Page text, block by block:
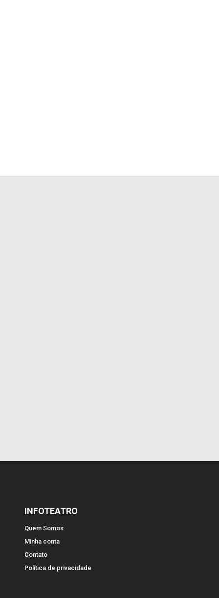
INFOTEATRO
Quem Somos
Minha conta
Contato
Política de privacidade